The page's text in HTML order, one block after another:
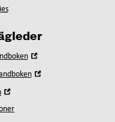
nytt
nytt